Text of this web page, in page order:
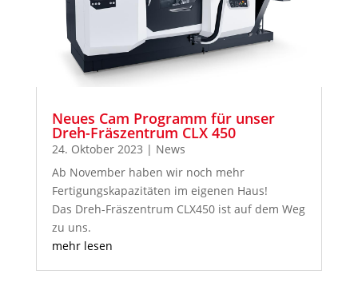
Neues Cam Programm für unser
Dreh-Fräszentrum CLX 450
24. Oktober 2023 | News
Ab November haben wir noch mehr
Fertigungskapazitäten im eigenen Haus!
Das Dreh-Fräszentrum CLX450 ist auf dem Weg
zu uns.
mehr lesen